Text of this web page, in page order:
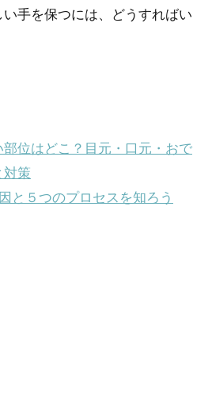
手を保つには、どうすればい
位はどこ？目元・口元・おで
対策
と５つのプロセスを知ろう